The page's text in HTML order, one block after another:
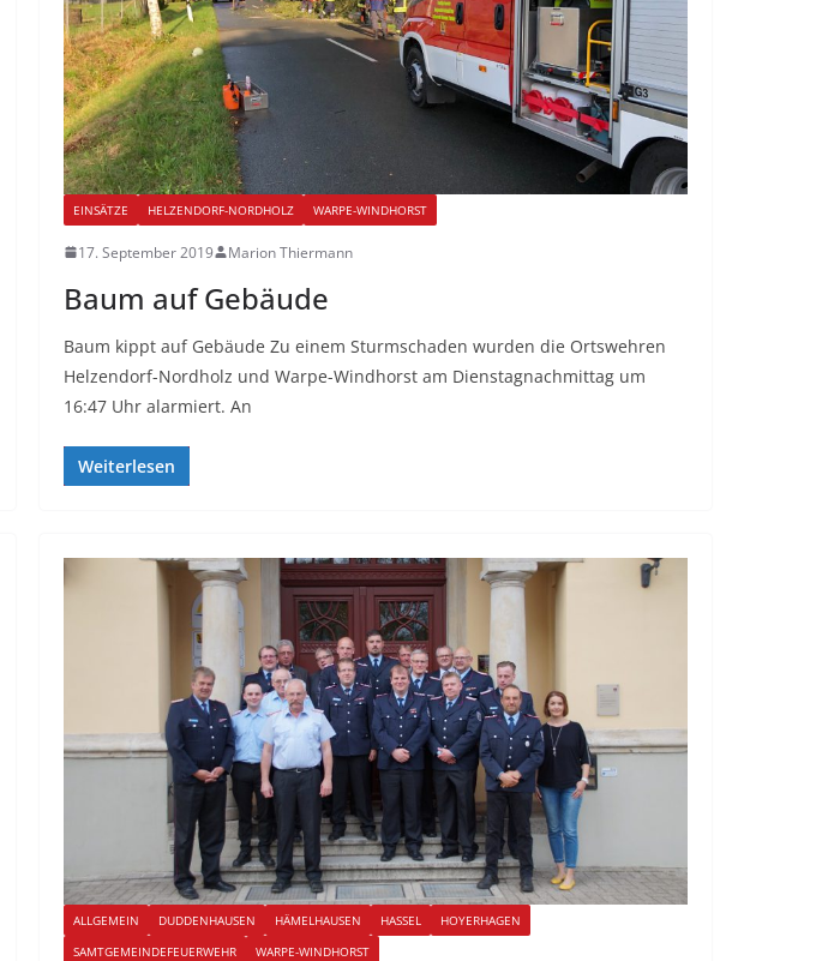
EINSÄTZE HELZENDORF-NORDHOLZ WARPE-WINDHORST
17. September 2019 Marion Thiermann
Baum auf Gebäude
Baum kippt auf Gebäude Zu einem Sturmschaden wurden die Ortswehren
Helzendorf-Nordholz und Warpe-Windhorst am Dienstagnachmittag um
16:47 Uhr alarmiert. An
Weiterlesen
ALLGEMEIN DUDDENHAUSEN HÄMELHAUSEN HASSEL
HOYERHAGEN
SAMTGEMEINDEFEUERWEHR
WARPE-WINDHORST